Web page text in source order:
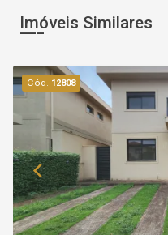
Imóveis Similares
Cód. 12808